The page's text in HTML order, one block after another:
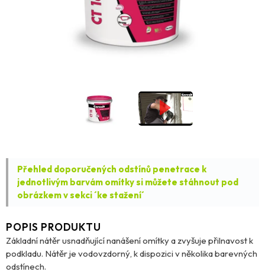
Přehled doporučených odstínů penetrace k
jednotlivým barvám omítky si můžete stáhnout pod
obrázkem v sekci ´ke stažení´
POPIS PRODUKTU
Základní nátěr usnadňující nanášení omítky a zvyšuje přilnavost k
podkladu. Nátěr je vodovzdorný, k dispozici v několika barevných
odstínech.